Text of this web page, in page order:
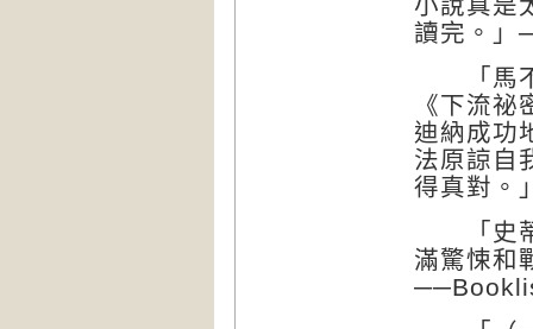
讀完。」
「馬不
《下流
迪納成功
法原諒自
得真對。
「史蒂
滿驚悚和